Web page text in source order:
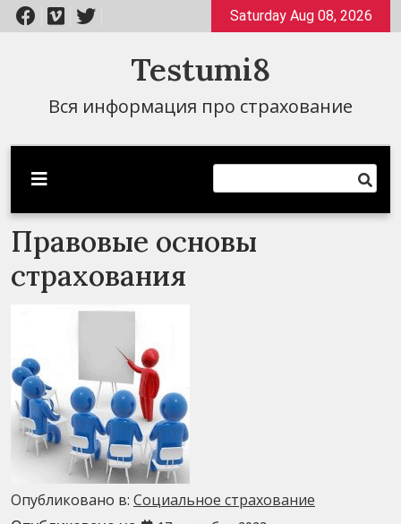
Перейти
к
Saturday Aug 08, 2026
Testumi8
Вся информация про страхование
Правовые основы
страхования
Опубликовано в: Социальное страхование